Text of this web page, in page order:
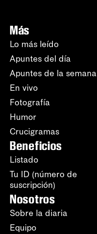
Más
Lo más leído
Apuntes del día
Apuntes de la semana
En vivo
Fotografía
Humor
Crucigramas
Beneficios
Listado
Tu ID (número de
suscripción)
Nosotros
Sobre la diaria
Equipo